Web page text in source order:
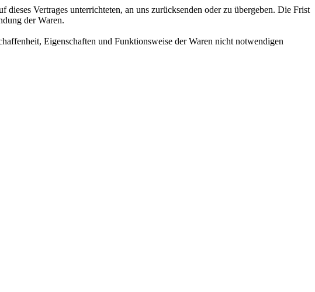
Vertrages unterrichteten, an uns zurücksenden oder zu übergeben. Die Frist
der Waren.
Eigenschaften und Funktionsweise der Waren nicht notwendigen